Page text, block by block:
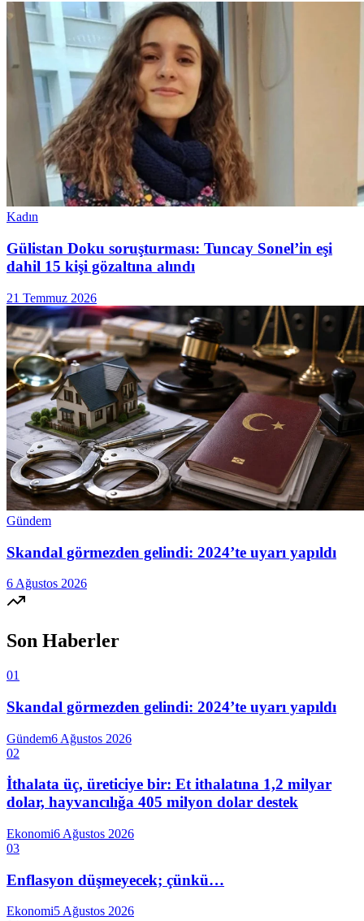
Kadın
Gülistan Doku soruşturması: Tuncay Sonel’in eşi
dahil 15 kişi gözaltına alındı
21 Temmuz 2026
Gündem
Skandal görmezden gelindi: 2024’te uyarı yapıldı
6 Ağustos 2026
Son Haberler
01
Skandal görmezden gelindi: 2024’te uyarı yapıldı
Gündem6 Ağustos 2026
02
İthalata üç, üreticiye bir: Et ithalatına 1,2 milyar
dolar, hayvancılığa 405 milyon dolar destek
Ekonomi6 Ağustos 2026
03
Enflasyon düşmeyecek; çünkü…
Ekonomi5 Ağustos 2026